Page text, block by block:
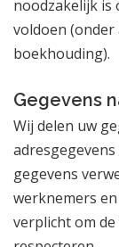
noodzakelijk is
voldoen (onder
boekhouding).
Gegevens
Wij delen uw
gegevens
werknemers
verplicht om